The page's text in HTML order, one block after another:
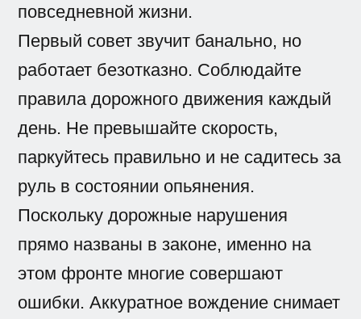
повседневной жизни.
Первый совет звучит банально, но
работает безотказно. Соблюдайте
правила дорожного движения каждый
день. Не превышайте скорость,
паркуйтесь правильно и не садитесь за
руль в состоянии опьянения.
Поскольку дорожные нарушения
прямо названы в законе, именно на
этом фронте многие совершают
ошибки. Аккуратное вождение снимает